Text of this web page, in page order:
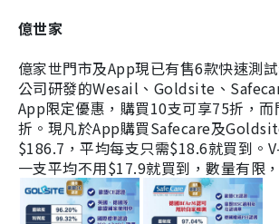
億世家
億家世門市及App現已有售6款快速測
公司研發的Wesail、Goldsite、
App限定優惠，購買10支可享75折，而
折。現凡於App購買Safecare及
$186.7，平均每支只需$18.6就買到。
一支平均不用$17.9就買到，數量有限